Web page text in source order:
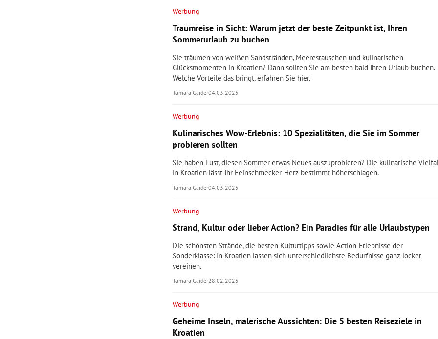
Werbung
Traumreise in Sicht: Warum jetzt der beste Zeitpunkt ist, Ihren
Sommerurlaub zu buchen
Sie träumen von weißen Sandstränden, Meeresrauschen und kulinarischen
Glücksmomenten in Kroatien? Dann sollten Sie am besten bald Ihren Urlaub buchen.
Welche Vorteile das bringt, erfahren Sie hier.
Tamara Gaider04.03.2025
Werbung
Kulinarisches Wow-Erlebnis: 10 Spezialitäten, die Sie im Sommer
probieren sollten
Sie haben Lust, diesen Sommer etwas Neues auszuprobieren? Die kulinarische
in Kroatien lässt Ihr Feinschmecker-Herz bestimmt höherschlagen.
Tamara Gaider04.03.2025
Werbung
Strand, Kultur oder lieber Action? Ein Paradies für alle Urlaubstypen
Die schönsten Strände, die besten Kulturtipps sowie Action-Erlebnisse der
Sonderklasse: In Kroatien lassen sich unterschiedlichste Bedürfnisse ganz locker
vereinen.
Tamara Gaider28.02.2025
Werbung
Geheime Inseln, malerische Aussichten: Die 5 besten Reiseziele in
Kroatien